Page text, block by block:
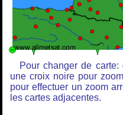
Pour changer de
une croix noire pour
pour effectuer un zoom
les cartes adjacentes.